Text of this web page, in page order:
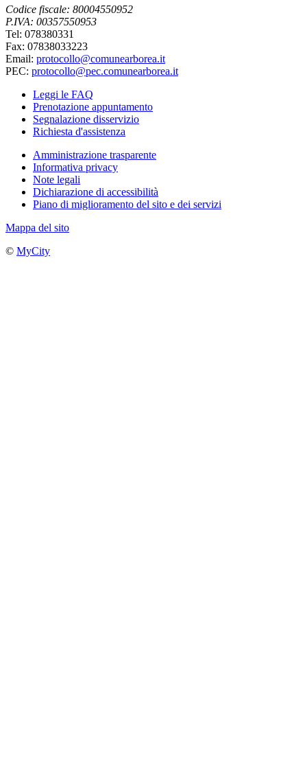
Codice fiscale: 80004550952
P.IVA: 00357550953
Tel: 078380331
Fax: 07838033223
Email: protocollo@comunearborea.it
PEC: protocollo@pec.comunearborea.it
Leggi le FAQ
Prenotazione appuntamento
Segnalazione disservizio
Richiesta d'assistenza
Amministrazione trasparente
Informativa privacy
Note legali
Dichiarazione di accessibilità
Piano di miglioramento del sito e dei servizi
Mappa del sito
© MyCity